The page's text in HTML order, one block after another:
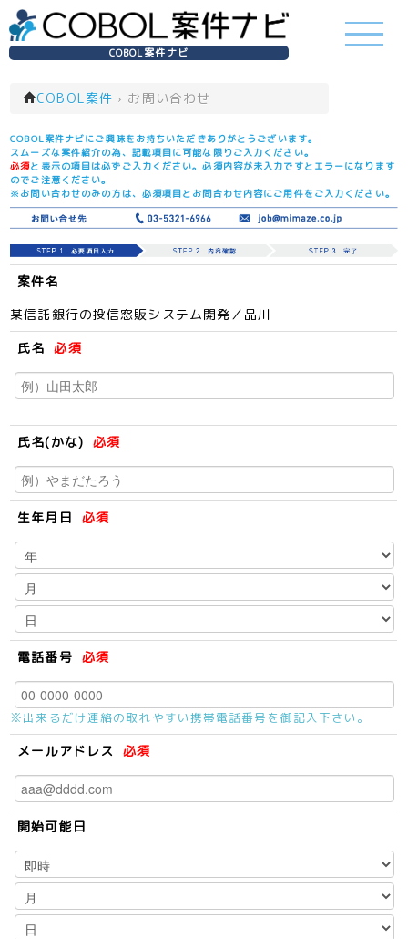
COBOL案件ナビ
COBOL案件 › お問い合わせ
COBOL案件ナビにご興味をお持ちいただきありがとうございます。
スムーズな案件紹介の為、記載項目に可能な限りご入力ください。
必須と表示の項目は必ずご入力ください。必須内容が未入力ですとエラーになります
のでご注意ください。
※お問い合わせのみの方は、必須項目とお問合わせ内容にご用件をご入力ください。
案件名
某信託銀行の投信窓販システム開発／品川
氏名 必須
氏名(かな) 必須
生年月日 必須
電話番号 必須
※出来るだけ連絡の取れやすい携帯電話番号を御記入下さい。
メールアドレス 必須
開始可能日